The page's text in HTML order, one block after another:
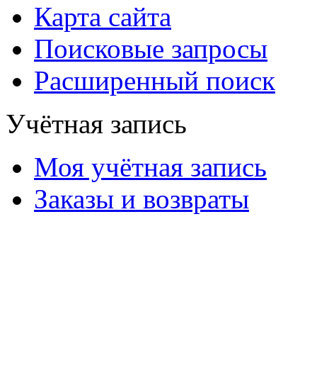
Карта сайта
Поисковые запросы
Расширенный поиск
Учётная запись
Моя учётная запись
Заказы и возвраты